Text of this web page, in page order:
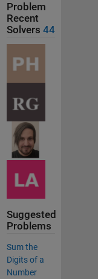
Problem
Recent
Solvers 44
Suggested
Problems
Sum the
Digits of a
Number